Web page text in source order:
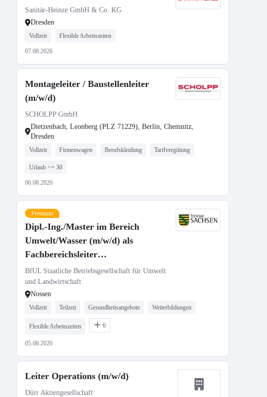
Sanitär-Heinze GmbH & Co. KG
Dresden
Vollzeit Flexible Arbeitszeiten
07.08.2026
Montageleiter / Baustellenleiter
(m/w/d)
SCHOLPP GmbH
Dietzenbach, Leonberg (PLZ 71229), Berlin, Chemnitz,
Dresden
Vollzeit Firmenwagen Berufskleidung Tarifvergütung
Urlaub >= 30
06.08.2026
Premium
Dipl.-Ing./Master im Bereich
Umwelt/Wasser (m/w/d) als
Fachbereichsleiter
„Gewässergütemessstationen,
Probenlogistik, LIMS“
BfUL Staatliche Betriebsgesellschaft für Umwelt
und Landwirtschaft
Nossen
Vollzeit Teilzeit Gesundheitsangebote Weiterbildungen
Flexible Arbeitszeiten 6
05.08.2026
Leiter Operations (m/w/d)
Dürr Aktiengesellschaft